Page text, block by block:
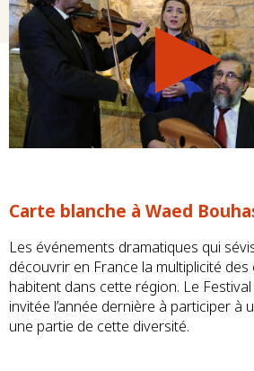
Carte blanche à Waed
Les événements dramatiques qui
découvrir en France la multiplicité
habitent dans cette région. Le Festival
invitée l’année dernière à participer à
une partie de cette diversité.